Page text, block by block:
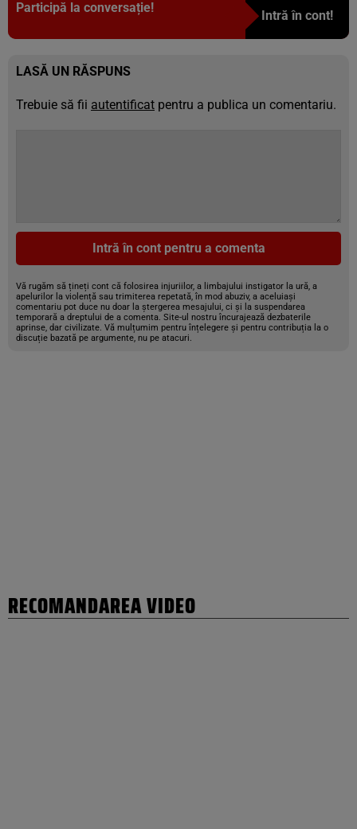
Participă la conversație!
Intră în cont!
LASĂ UN RĂSPUNS
Trebuie să fii autentificat pentru a publica un comentariu.
Intră în cont pentru a comenta
Vă rugăm să țineți cont că folosirea injuriilor, a limbajului instigator la ură, a
apelurilor la violență sau trimiterea repetată, în mod abuziv, a aceluiași
comentariu pot duce nu doar la ștergerea mesajului, ci și la suspendarea
temporară a dreptului de a comenta. Site-ul nostru încurajează dezbaterile
aprinse, dar civilizate. Vă mulțumim pentru înțelegere și pentru contribuția la o
discuție bazată pe argumente, nu pe atacuri.
RECOMANDAREA VIDEO